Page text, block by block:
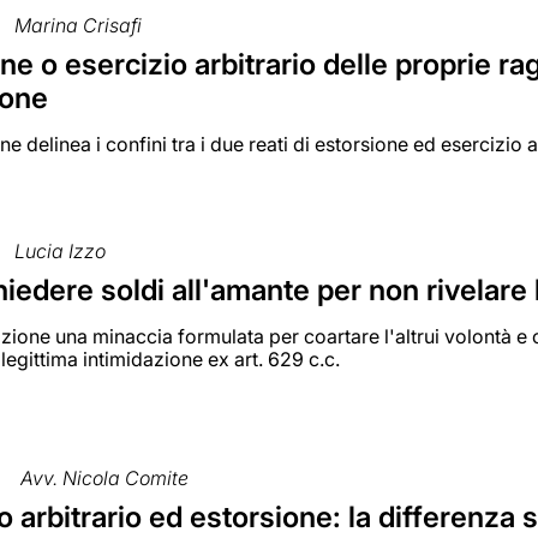
Marina Crisafi
o esercizio arbitrario delle proprie
delinea i confini tra i due reati di estorsione ed esercizio
Lucia Izzo
soldi all'amante per non rivelare
una minaccia formulata per coartare l'altrui volontà
intimidazione ex art. 629 c.c.
Avv. Nicola Comite
arbitrario ed estorsione: la differenza